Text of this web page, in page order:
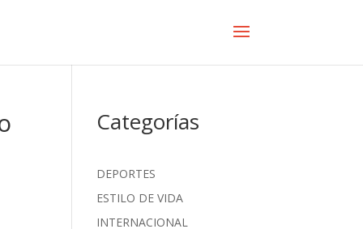
Categorías
DEPORTES
ESTILO DE VIDA
INTERNACIONAL